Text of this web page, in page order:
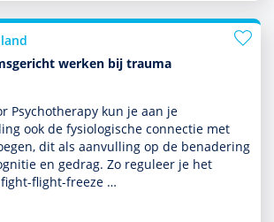
werken bij trauma
Psychothera­py kun je aan je
ook de fysiologische connectie met
dit als aanvulling op de benade­ring
en gedrag. Zo reguleer je het
flight-freeze …